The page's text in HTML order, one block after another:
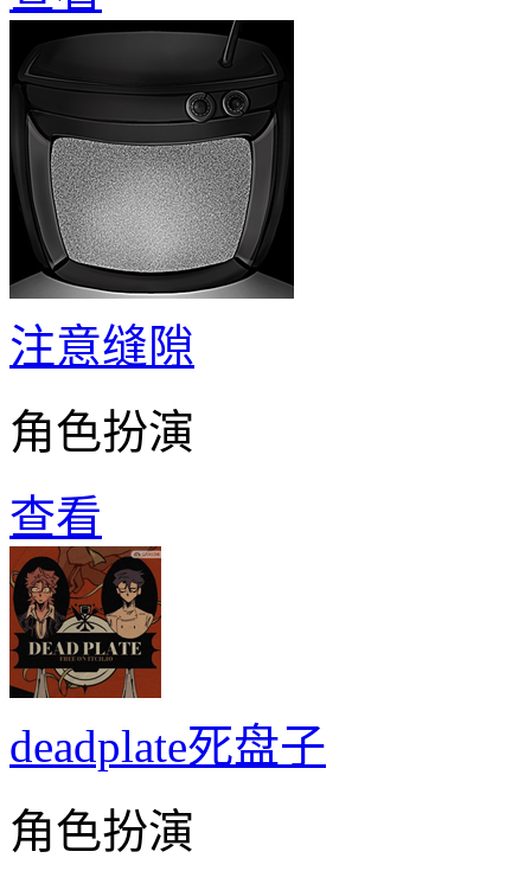
注意缝隙
角色扮演
查看
deadplate死盘子
角色扮演